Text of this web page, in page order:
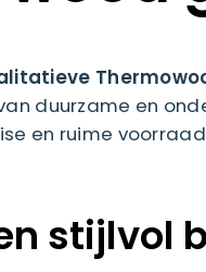
duurzame en
en ruime
stijlvol